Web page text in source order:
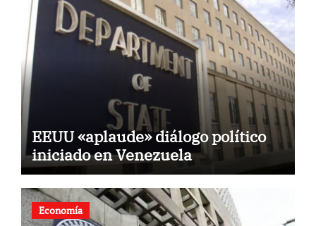
EEUU «aplaude» diálogo político
iniciado en Venezuela
Economía